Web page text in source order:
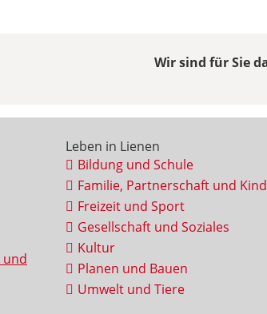
Wir sind für Sie
und
Leben in Lienen
Bildung und Schule
Familie, Partnerschaft und
Freizeit und Sport
Gesellschaft und Soziales
Kultur
Planen und Bauen
Umwelt und Tiere